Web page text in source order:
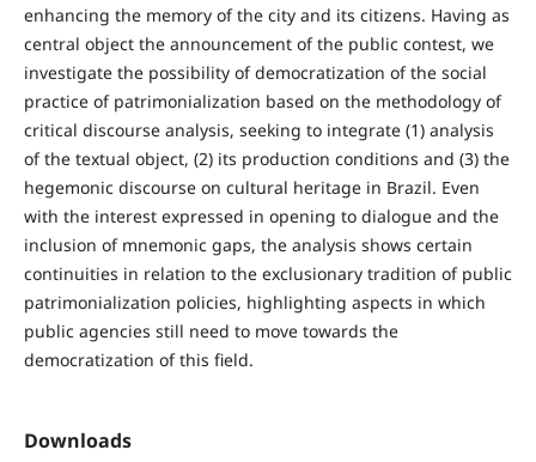
enhancing the memory of the city and its citizens. Having as
central object the announcement of the public contest, we
investigate the possibility of democratization of the social
practice of patrimonialization based on the methodology of
critical discourse analysis, seeking to integrate (1) analysis
of the textual object, (2) its production conditions and (3) the
hegemonic discourse on cultural heritage in Brazil. Even
with the interest expressed in opening to dialogue and the
inclusion of mnemonic gaps, the analysis shows certain
continuities in relation to the exclusionary tradition of public
patrimonialization policies, highlighting aspects in which
public agencies still need to move towards the
democratization of this field.
Downloads